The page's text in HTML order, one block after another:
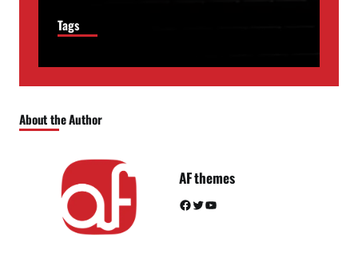
Tags
About the Author
AF themes
Facebook Twitter YouTube